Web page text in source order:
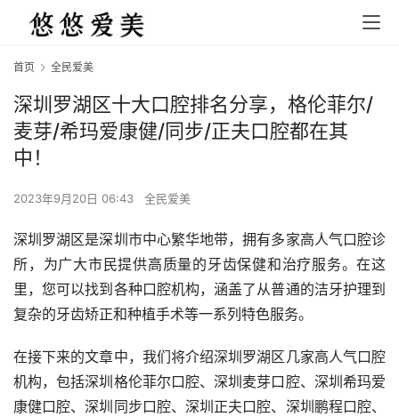
首页 全民爱美
深圳罗湖区十大口腔排名分享，格伦菲尔/
麦芽/希玛爱康健/同步/正夫口腔都在其
中！
2023年9月20日 06:43 全民爱美
深圳罗湖区是深圳市中心繁华地带，拥有多家高人气口腔诊
所，为广大市民提供高质量的牙齿保健和治疗服务。在这
里，您可以找到各种口腔机构，涵盖了从普通的洁牙护理到
复杂的牙齿矫正和种植手术等一系列特色服务。
在接下来的文章中，我们将介绍深圳罗湖区几家高人气口腔
机构，包括深圳格伦菲尔口腔、深圳麦芽口腔、深圳希玛爱
康健口腔、深圳同步口腔、深圳正夫口腔、深圳鹏程口腔、